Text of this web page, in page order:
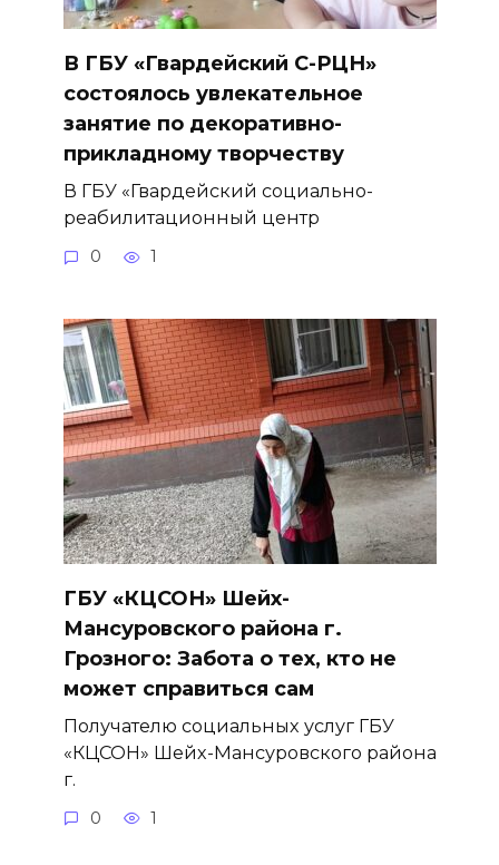
В ГБУ «Гвардейский С-РЦН»
состоялось увлекательное
занятие по декоративно-
прикладному творчеству
В ГБУ «Гвардейский социально-
реабилитационный центр
0 1
ГБУ «КЦСОН» Шейх-
Мансуровского района г.
Грозного: Забота о тех, кто не
может справиться сам
Получателю социальных услуг ГБУ
«КЦСОН» Шейх-Мансуровского района
г.
0 1